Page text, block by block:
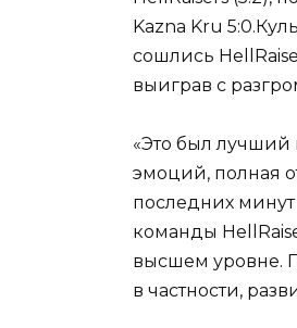
Kazna Kru
сошлись
выиграв с
«Это был
эмоций, полная
последних
команды
высшем уровне.
в частности,